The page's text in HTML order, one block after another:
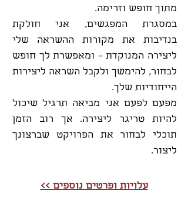
מתוך חופש וזרימה.
במסגרת המפגשים, אני חולקת
בנדיבות את מקורות ההשראה שלי
ליצירה המנוקדת – ומאפשרת לך חופש
לבחור, להימשך ולקבל השראה ליצירות
הייחודיות שלך.
מפעם לפעם אני מביאה תרגיל שיכול
להיות טריגר ליצירה. אך רוב הזמן
תוכלי לבחור את הפרויקט שברצונך
ליצור.
עלויות ופרטים נוספים >>